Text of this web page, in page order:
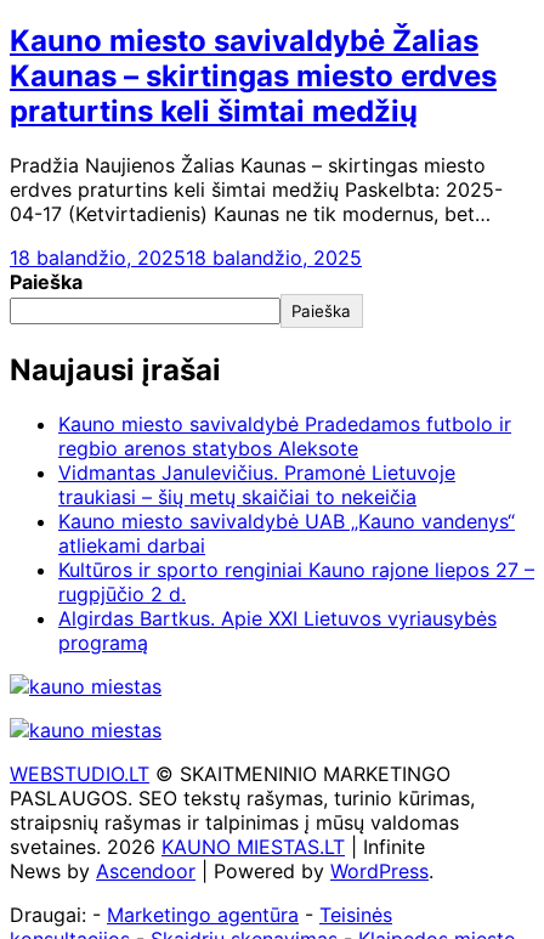
Kauno miesto savivaldybė Žalias
Kaunas – skirtingas miesto erdves
praturtins keli šimtai medžių
Pradžia Naujienos Žalias Kaunas – skirtingas miesto
erdves praturtins keli šimtai medžių Paskelbta: 2025-
04-17 (Ketvirtadienis) Kaunas ne tik modernus, bet…
18 balandžio, 202518 balandžio, 2025
Paieška
Paieška
Naujausi įrašai
Kauno miesto savivaldybė Pradedamos futbolo ir
regbio arenos statybos Aleksote
Vidmantas Janulevičius. Pramonė Lietuvoje
traukiasi – šių metų skaičiai to nekeičia
Kauno miesto savivaldybė UAB „Kauno vandenys“
atliekami darbai
Kultūros ir sporto renginiai Kauno rajone liepos 27 –
rugpjūčio 2 d.
Algirdas Bartkus. Apie XXI Lietuvos vyriausybės
programą
WEBSTUDIO.LT © SKAITMENINIO MARKETINGO
PASLAUGOS. SEO tekstų rašymas, turinio kūrimas,
straipsnių rašymas ir talpinimas į mūsų valdomas
svetaines. 2026 KAUNO MIESTAS.LT | Infinite
News by Ascendoor | Powered by WordPress.
Draugai: - Marketingo agentūra - Teisinės